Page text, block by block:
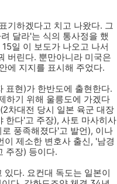
기하겠다고 치고 나왔다. 그
달라'는 식의 통사정을 했
일 이 보도가 나오고 나서
버린다. 뿐만아니라 미국은
에 지지를 표시해 주었다.
표현)가 한반도에 출현한다.
하기 위해 울릉도에 가겠다
차대전 당시 일본 육군 대장
한다'고 주장), 사토 마사히사
풍족해졌다'고 발언), 이나
제소한 변호사 출신, '남경
주장) 등이다.
있다. 요컨대 독도는 일본이